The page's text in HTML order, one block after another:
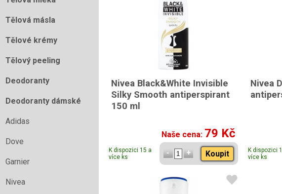
Tělová másla
Tělové krémy
Tělový peeling
Deodoranty
Deodoranty dámské
Adidas
Dove
Garnier
Nivea
Nivea Black&White Invisible
Silky Smooth antiperspirant
150 ml
Naše cena: 79 Kč
K dispozici 15 a
více ks
Koupit
Nivea
K dispozici
více ks